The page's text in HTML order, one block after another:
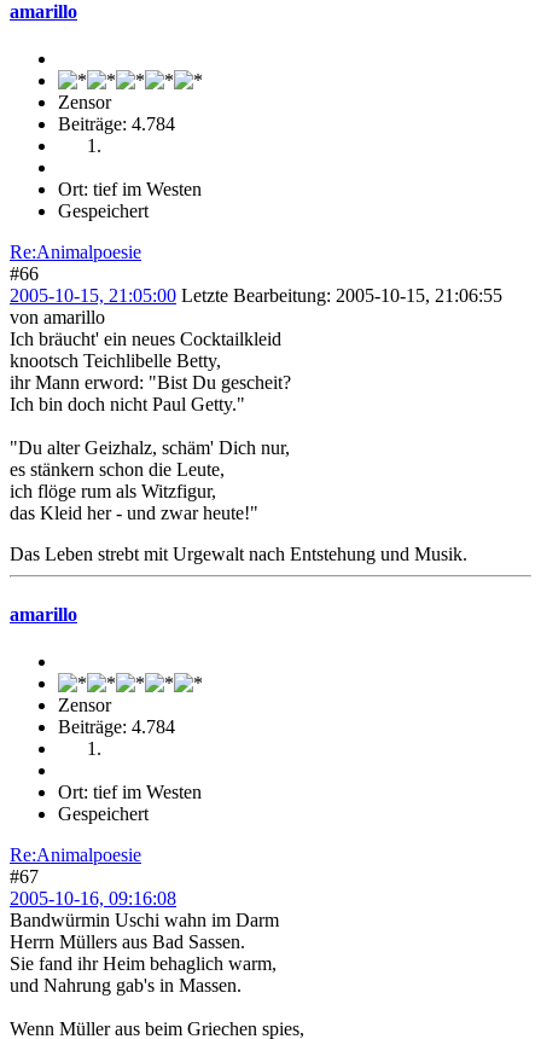
amarillo
Zensor
Beiträge: 4.784
Ort: tief im Westen
Gespeichert
Re:Animalpoesie
#66
2005-10-15, 21:05:00 Letzte Bearbeitung: 2005-10-15, 21:06:55
von amarillo
Ich bräucht' ein neues Cocktailkleid
knootsch Teichlibelle Betty,
ihr Mann erword: "Bist Du gescheit?
Ich bin doch nicht Paul Getty."
"Du alter Geizhalz, schäm' Dich nur,
es stänkern schon die Leute,
ich flöge rum als Witzfigur,
das Kleid her - und zwar heute!"
Das Leben strebt mit Urgewalt nach Entstehung und Musik.
amarillo
Zensor
Beiträge: 4.784
Ort: tief im Westen
Gespeichert
Re:Animalpoesie
#67
2005-10-16, 09:16:08
Bandwürmin Uschi wahn im Darm
Herrn Müllers aus Bad Sassen.
Sie fand ihr Heim behaglich warm,
und Nahrung gab's in Massen.
Wenn Müller aus beim Griechen spies,